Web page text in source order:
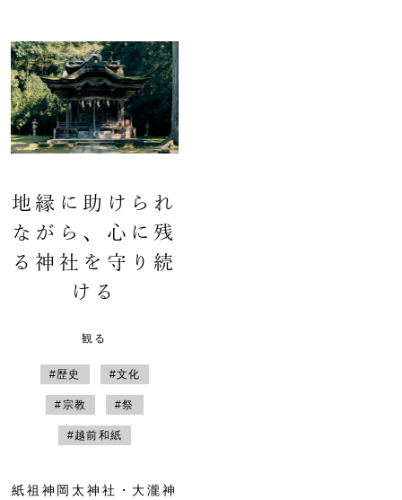
地縁に助けられ
ながら、心に残
る神社を守り続
ける
観る
#歴史 #文化
#宗教 #祭
#越前和紙
紙祖神岡太神社・大瀧神